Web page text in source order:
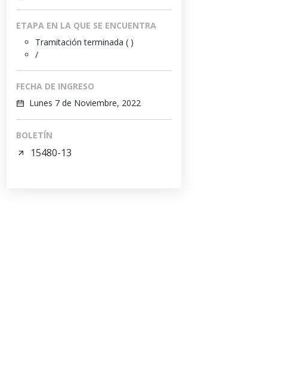
ETAPA EN LA QUE SE ENCUENTRA
Tramitación terminada ( )
/
FECHA DE INGRESO
Lunes 7 de Noviembre, 2022
BOLETÍN
15480-13